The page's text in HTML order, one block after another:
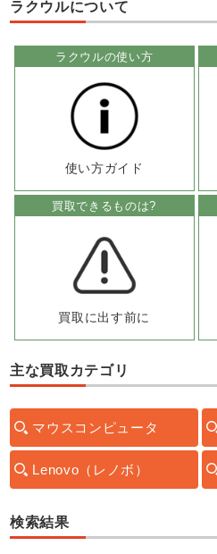
ラクウルについて
ラクウルの使い方
使い方ガイド
買取できるものは?
買取に出す前に
主な買取カテゴリ
マウスコンピュータ
Lenovo（レノボ）
検索結果